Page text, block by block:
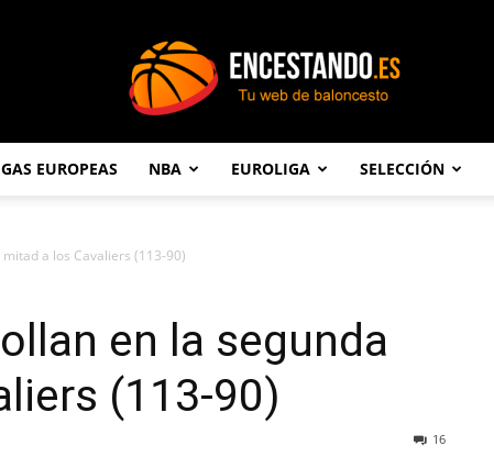
EUROPEAS NBA EUROLIGA SELECCIÓN
a los Cavaliers (113-90)
en la segunda
(113-90)
16